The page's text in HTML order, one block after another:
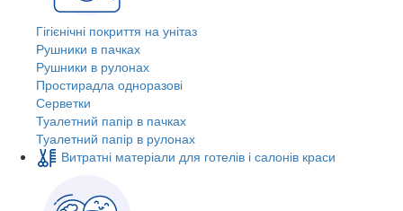
Гігієнічні покриття на унітаз
Рушники в пачках
Рушники в рулонах
Простирадла одноразові
Серветки
Туалетний папір в пачках
Туалетний папір в рулонах
Витратні матеріали для готелів і салонів краси